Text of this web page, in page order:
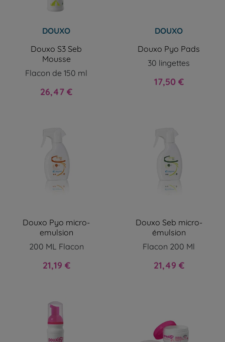
DOUXO
Douxo S3 Seb
Mousse
Flacon de 150 ml
Prix
26,47 €
DOUXO
Douxo Pyo Pads
30 lingettes
Prix
17,50 €
Douxo Pyo micro-
emulsion
200 ML Flacon
Prix
21,19 €
Douxo Seb micro-
émulsion
Flacon 200 Ml
Prix
21,49 €